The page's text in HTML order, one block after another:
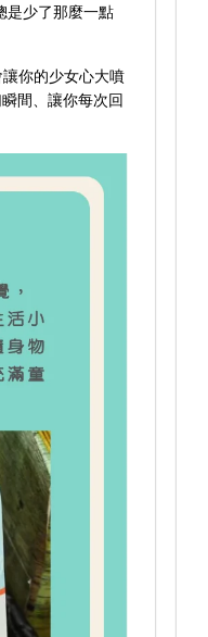
是少了那麼一點
你的少女心大噴
間、讓你每次回